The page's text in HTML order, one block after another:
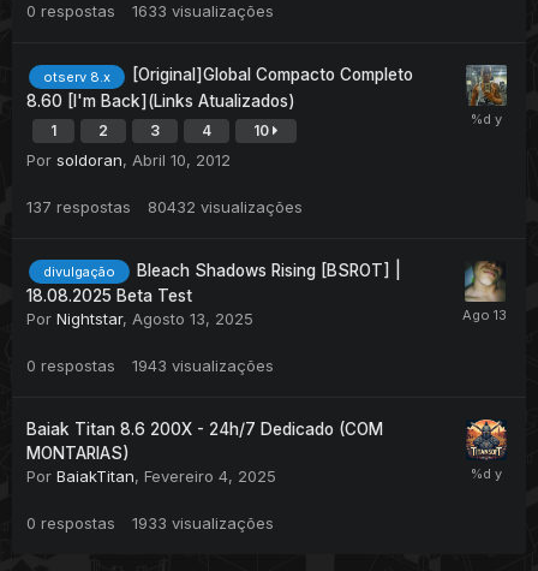
0 respostas 1633 visualizações
otserv 8.x
[Original]Global Compacto Completo
8.60 [I'm Back](Links Atualizados)
1 2 3 4 10
Por soldoran, Abril 10, 2012
137 respostas 80432 visualizações
divulgação
Bleach Shadows Rising [BSROT] |
18.08.2025 Beta Test
Por Nightstar, Agosto 13, 2025
0 respostas 1943 visualizações
Baiak Titan 8.6 200X - 24h/7 Dedicado (COM
MONTARIAS)
Por BaiakTitan, Fevereiro 4, 2025
0 respostas 1933 visualizações